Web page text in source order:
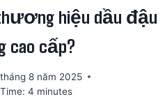
hiệu dầu đậu
cao cấp?
8 năm 2025
4 minutes